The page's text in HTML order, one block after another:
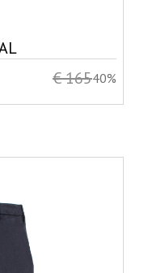
€ 16540%